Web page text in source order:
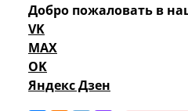
Добро пожаловать в
VK
MAX
OK
Яндекс Дзен